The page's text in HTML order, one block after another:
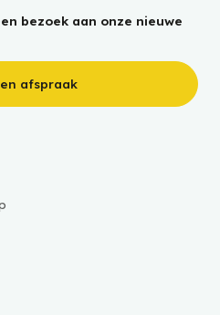
bezoek aan onze nieuwe
afspraak